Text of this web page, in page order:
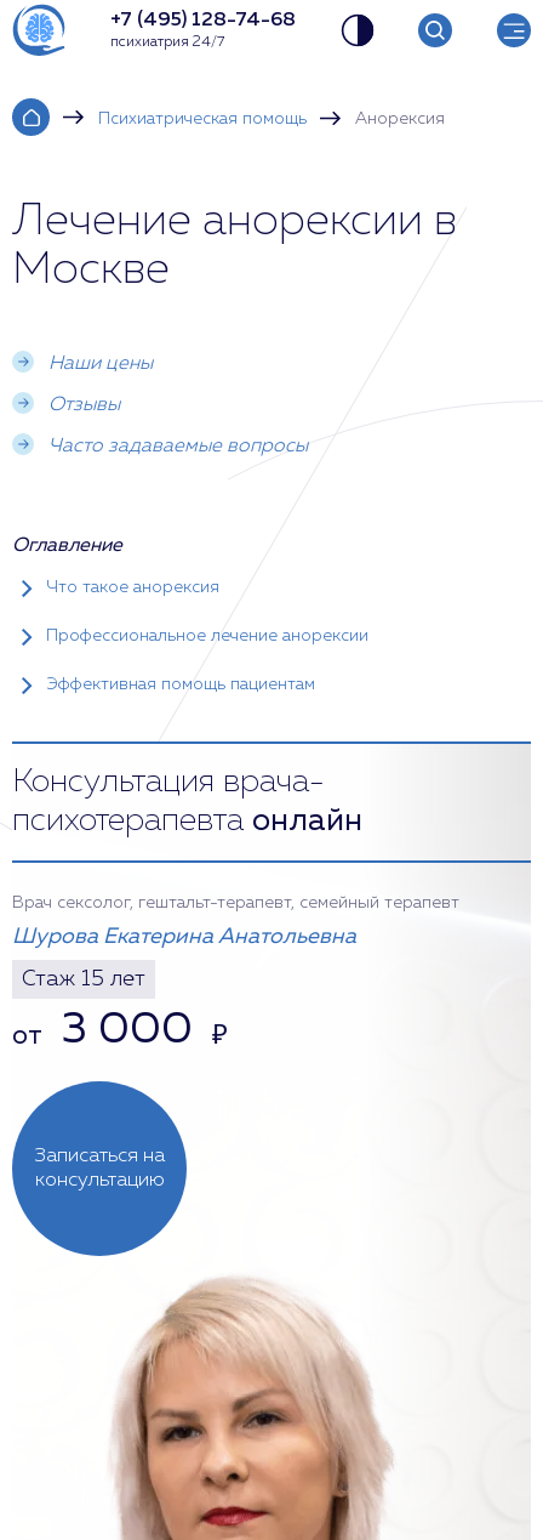
+7 (495) 128-74-68
психиатрия 24/7
Психиатрическая помощь Анорексия
Лечение анорексии в
Москве
Наши цены
Отзывы
Часто задаваемые вопросы
Оглавление
Что такое анорексия
Профессиональное лечение анорексии
Эффективная помощь пациентам
Консультация врача-
психотерапевта онлайн
Записаться на
консультацию
Врач сексолог, гештальт-терапевт, семейный терапевт
Шурова Екатерина Анатольевна
Стаж 15 лет
от 3 000 ₽